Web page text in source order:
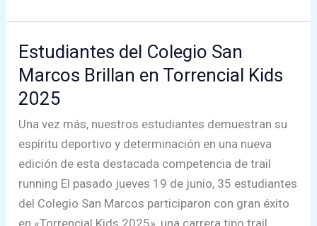
a
cuenta
pública
Teletón
Valdivia
y
sus
avances
Estudiantes del Colegio San
Marcos Brillan en Torrencial Kids
2025
Una vez más, nuestros estudiantes demuestran su
espíritu deportivo y determinación en una nueva
edición de esta destacada competencia de trail
running El pasado jueves 19 de junio, 35 estudiantes
del Colegio San Marcos participaron con gran éxito
en «Torrencial Kids 2025», una carrera tipo trail